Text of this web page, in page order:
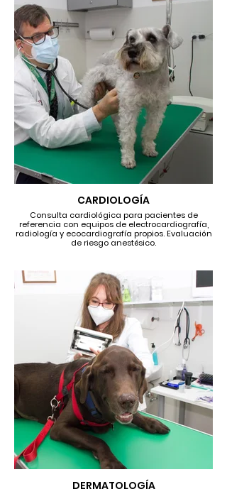
CARDIOLOGÍA
Consulta cardiológica para pacientes de
referencia con equipos de electrocardiografía,
radiología y ecocardiografía propios. Evaluación
de riesgo anestésico.
DERMATOLOGÍA